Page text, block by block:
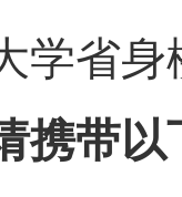
学省身
携带以